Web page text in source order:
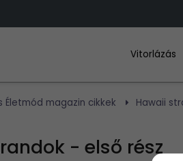
Vitorlázás
Életmód magazin cikkek Hawaii
- első rész